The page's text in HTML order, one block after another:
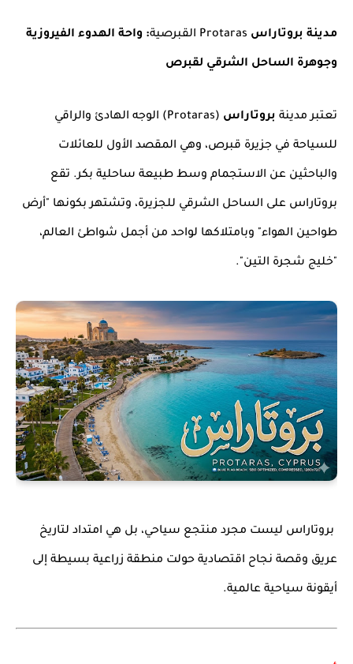
مدينة بروتاراس Protaras القبرصية : واحة الهدوء الفيروزية
وجوهرة الساحل الشرقي لقبرص
تعتبر مدينة بروتاراس (Protaras) الوجه الهادئ والراقي
للسياحة في جزيرة قبرص، وهي المقصد الأول للعائلات
والباحثين عن الاستجمام وسط طبيعة ساحلية بكر. تقع
بروتاراس على الساحل الشرقي للجزيرة، وتشتهر بكونها "أرض
طواحين الهواء" وبامتلاكها لواحد من أجمل شواطئ العالم،
"خليج شجرة التين".
بروتاراس ليست مجرد منتجع سياحي، بل هي امتداد لتاريخ
عريق وقصة نجاح اقتصادية حولت منطقة زراعية بسيطة إلى
أيقونة سياحية عالمية.